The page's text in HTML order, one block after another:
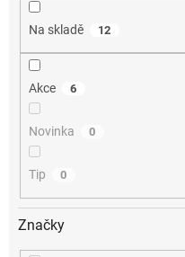
Na skladě 12
Akce 6
Novinka 0
Tip 0
Značky